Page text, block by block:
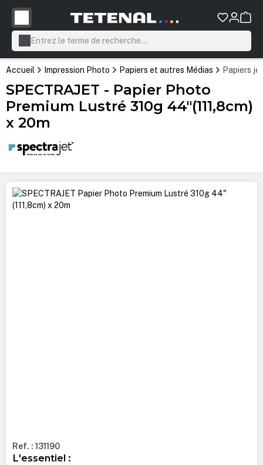
principal
Accueil Impression Photo Papiers et autres Médias Papiers
SPECTRAJET - Papier Photo
Premium Lustré 310g 44"(111,8cm)
x 20m
Ignorer la galerie d'images
Ref. : 131190
L'essentiel :